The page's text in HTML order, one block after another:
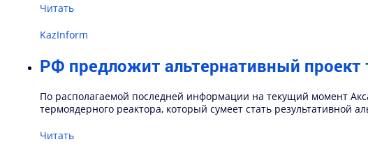
Читать
KazInform
РФ предложит альтернативный проект
По располагаемой последней информации на текущий момент
термоядерного реактора, который сумеет стать
Читать